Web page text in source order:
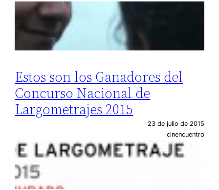
Estos son los Ganadores del
Concurso Nacional de
Largometrajes 2015
23 de julio de 2015
cinencuentro